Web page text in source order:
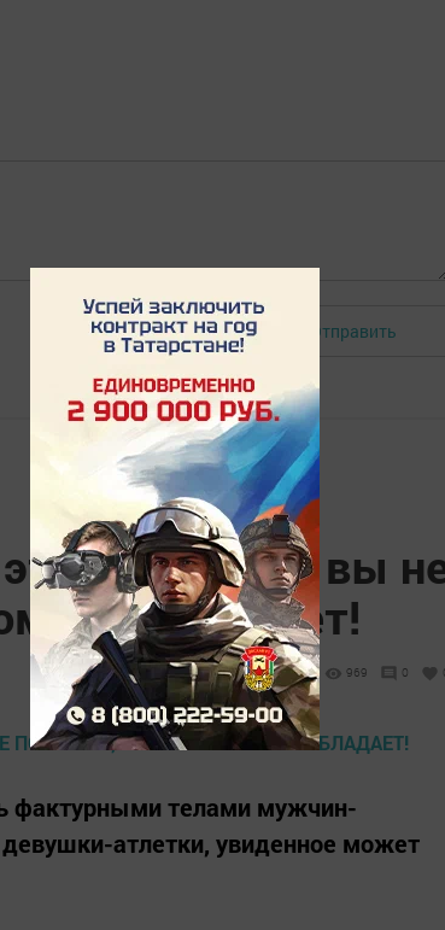
Авторизоваться Отправить
девушки, вы
она обладает!
969 0
фактурными телами мужчин-
атлетки, увиденное может